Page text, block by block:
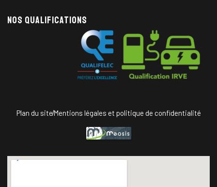
Nos qualifications
Plan du siteMentions légales et politique de confidentialité